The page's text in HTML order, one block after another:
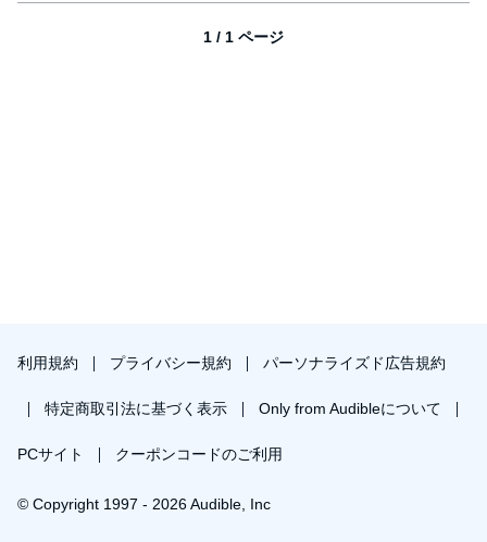
1 / 1 ページ
利用規約 プライバシー規約 パーソナライズド広告規約
特定商取引法に基づく表示 Only from Audibleについて
PCサイト クーポンコードのご利用
© Copyright 1997 - 2026 Audible, Inc